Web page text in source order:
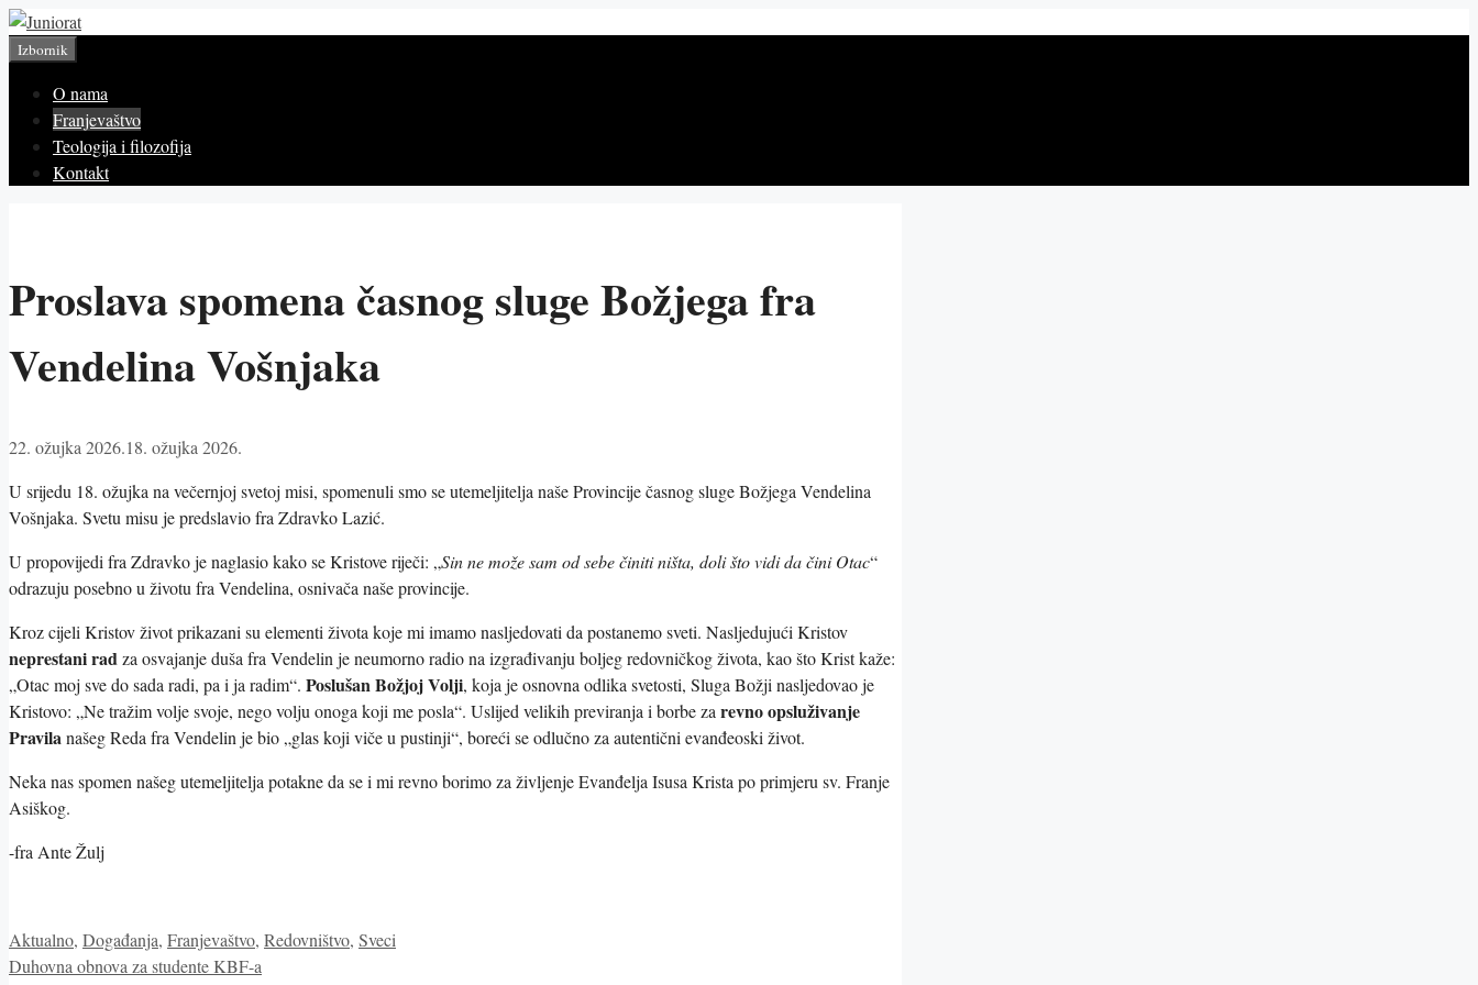
Preskoči
na
Izbornik
O nama
Franjevaštvo
Teologija i filozofija
Kontakt
Proslava spomena časnog sluge Božjega fra
Vendelina Vošnjaka
22. ožujka 2026.18. ožujka 2026.
U srijedu 18. ožujka na večernjoj svetoj misi, spomenuli smo se utemeljitelja naše Provincije časnog sluge Božjega Vendelina
Vošnjaka. Svetu misu je predslavio fra Zdravko Lazić.
U propovijedi fra Zdravko je naglasio kako se Kristove riječi: „Sin ne može sam od sebe činiti ništa, doli što vidi da čini Otac“
odrazuju posebno u životu fra Vendelina, osnivača naše provincije.
Kroz cijeli Kristov život prikazani su elementi života koje mi imamo nasljedovati da postanemo sveti. Nasljedujući Kristov
neprestani radza osvajanje duša fra Vendelin je neumorno radio na izgrađivanju boljeg redovničkog života, kao što Krist kaže:
„Otac moj sve do sada radi, pa i ja radim“. Poslušan Božjoj Volji, koja je osnovna odlika svetosti, Sluga Božji nasljedovao je
Kristovo: „Ne tražim volje svoje, nego volju onoga koji me posla“. Uslijed velikih previranja i borbe zarevno opsluživanje
Pravilanašeg Reda fra Vendelin je bio „glas koji viče u pustinji“, boreći se odlučno za autentični evanđeoski život.
Neka nas spomen našeg utemeljitelja potakne da se i mi revno borimo za življenje Evanđelja Isusa Krista po primjeru sv. Franje
Asiškog.
-fra Ante Žulj
Kategorije
Aktualno, Događanja, Franjevaštvo, Redovništvo, Sveci
Duhovna obnova za studente KBF-a